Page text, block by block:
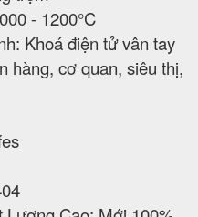
- 1200°C
Khoá điện tử vân tay
hàng, cơ quan, siêu thị,